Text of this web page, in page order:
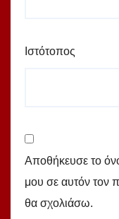
Ιστότοπος
Αποθήκευσε το
μου σε αυτόν τον
θα σχολιάσω.